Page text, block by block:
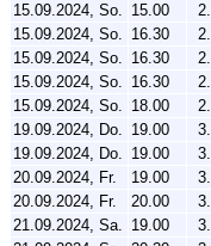
15.09.2024, So. 15.00 2.
15.09.2024, So. 16.30 2.
15.09.2024, So. 16.30 2.
15.09.2024, So. 16.30 2.
15.09.2024, So. 18.00 2.
19.09.2024, Do. 19.00 3.
19.09.2024, Do. 19.00 3.
20.09.2024, Fr.
19.00 3.
20.09.2024, Fr.
20.00 3.
21.09.2024, Sa. 19.00 3.